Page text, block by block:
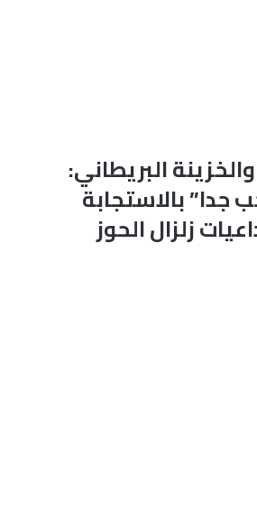
البريطاني:
جدا” بالاستجابة
زلزال الحوز